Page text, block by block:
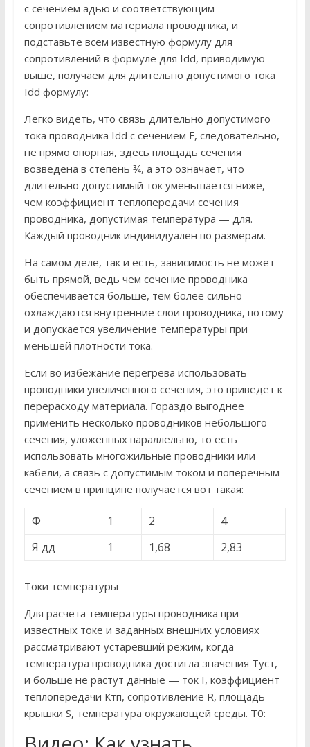
с сечением адью и соответствующим
сопротивлением материала проводника, и
подставьте всем известную формулу для
сопротивлений в формуле для Idd, приводимую
выше, получаем для длительно допустимого тока
Idd формулу:
Легко видеть, что связь длительно допустимого
тока проводника Idd с сечением F, следовательно,
не прямо опорная, здесь площадь сечения
возведена в степень ¾, а это означает, что
длительно допустимый ток уменьшается ниже,
чем коэффициент теплопередачи сечения
проводника, допустимая температура — для.
Каждый проводник индивидуален по размерам.
На самом деле, так и есть, зависимость не может
быть прямой, ведь чем сечение проводника
обеспечивается больше, тем более сильно
охлаждаются внутренние слои проводника, потому
и допускается увеличение температуры при
меньшей плотности тока.
Если во избежание перегрева использовать
проводники увеличенного сечения, это приведет к
перерасходу материала. Гораздо выгоднее
применить несколько проводников небольшого
сечения, уложенных параллельно, то есть
использовать многожильные проводники или
кабели, а связь с допустимым током и поперечным
сечением в принципе получается вот такая:
Ф 1 2
4
Я дд
1 1,68 2,83
Токи температуры
Для расчета температуры проводника при
известных токе и заданных внешних условиях
рассматривают устаревший режим, когда
температура проводника достигла значения Туст,
и больше не растут данные — ток I, коэффициент
теплопередачи Ктп, сопротивление R, площадь
крышки S, температура окружающей среды. Т0: